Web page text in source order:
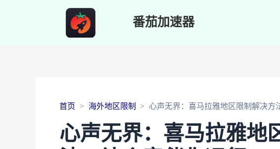
番茄加速器
首页 海外地区限制 心声无界：喜马拉雅地区限制解决方
心声无界：喜马拉雅地